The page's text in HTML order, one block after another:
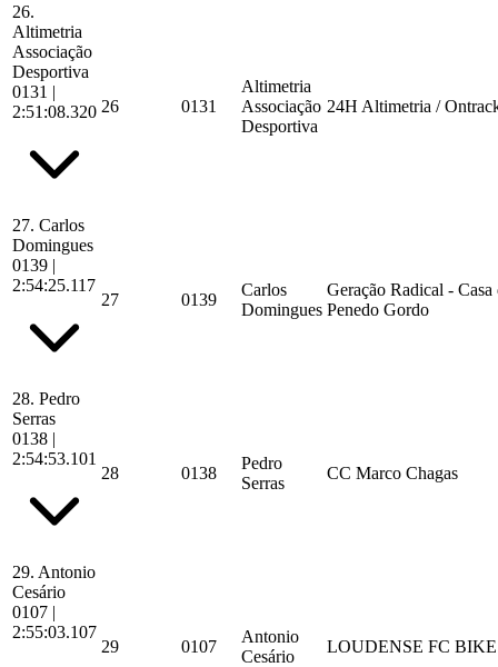
26.
Altimetria
Associação
Desportiva
0131 |
2:51:08.320 26 0131
Altimetria
Associação
Desportiva
24H Altimetria /
27. Carlos
Domingues
0139 |
2:54:25.117
27 0139
Carlos
Domingues
Geração Radical -
Penedo Gordo
28. Pedro
Serras
0138 |
2:54:53.101
28 0138
Pedro
Serras
CC Marco Chagas
29. Antonio
Cesário
0107 |
2:55:03.107
29 0107
Antonio
Cesário
LOUDENSE FC